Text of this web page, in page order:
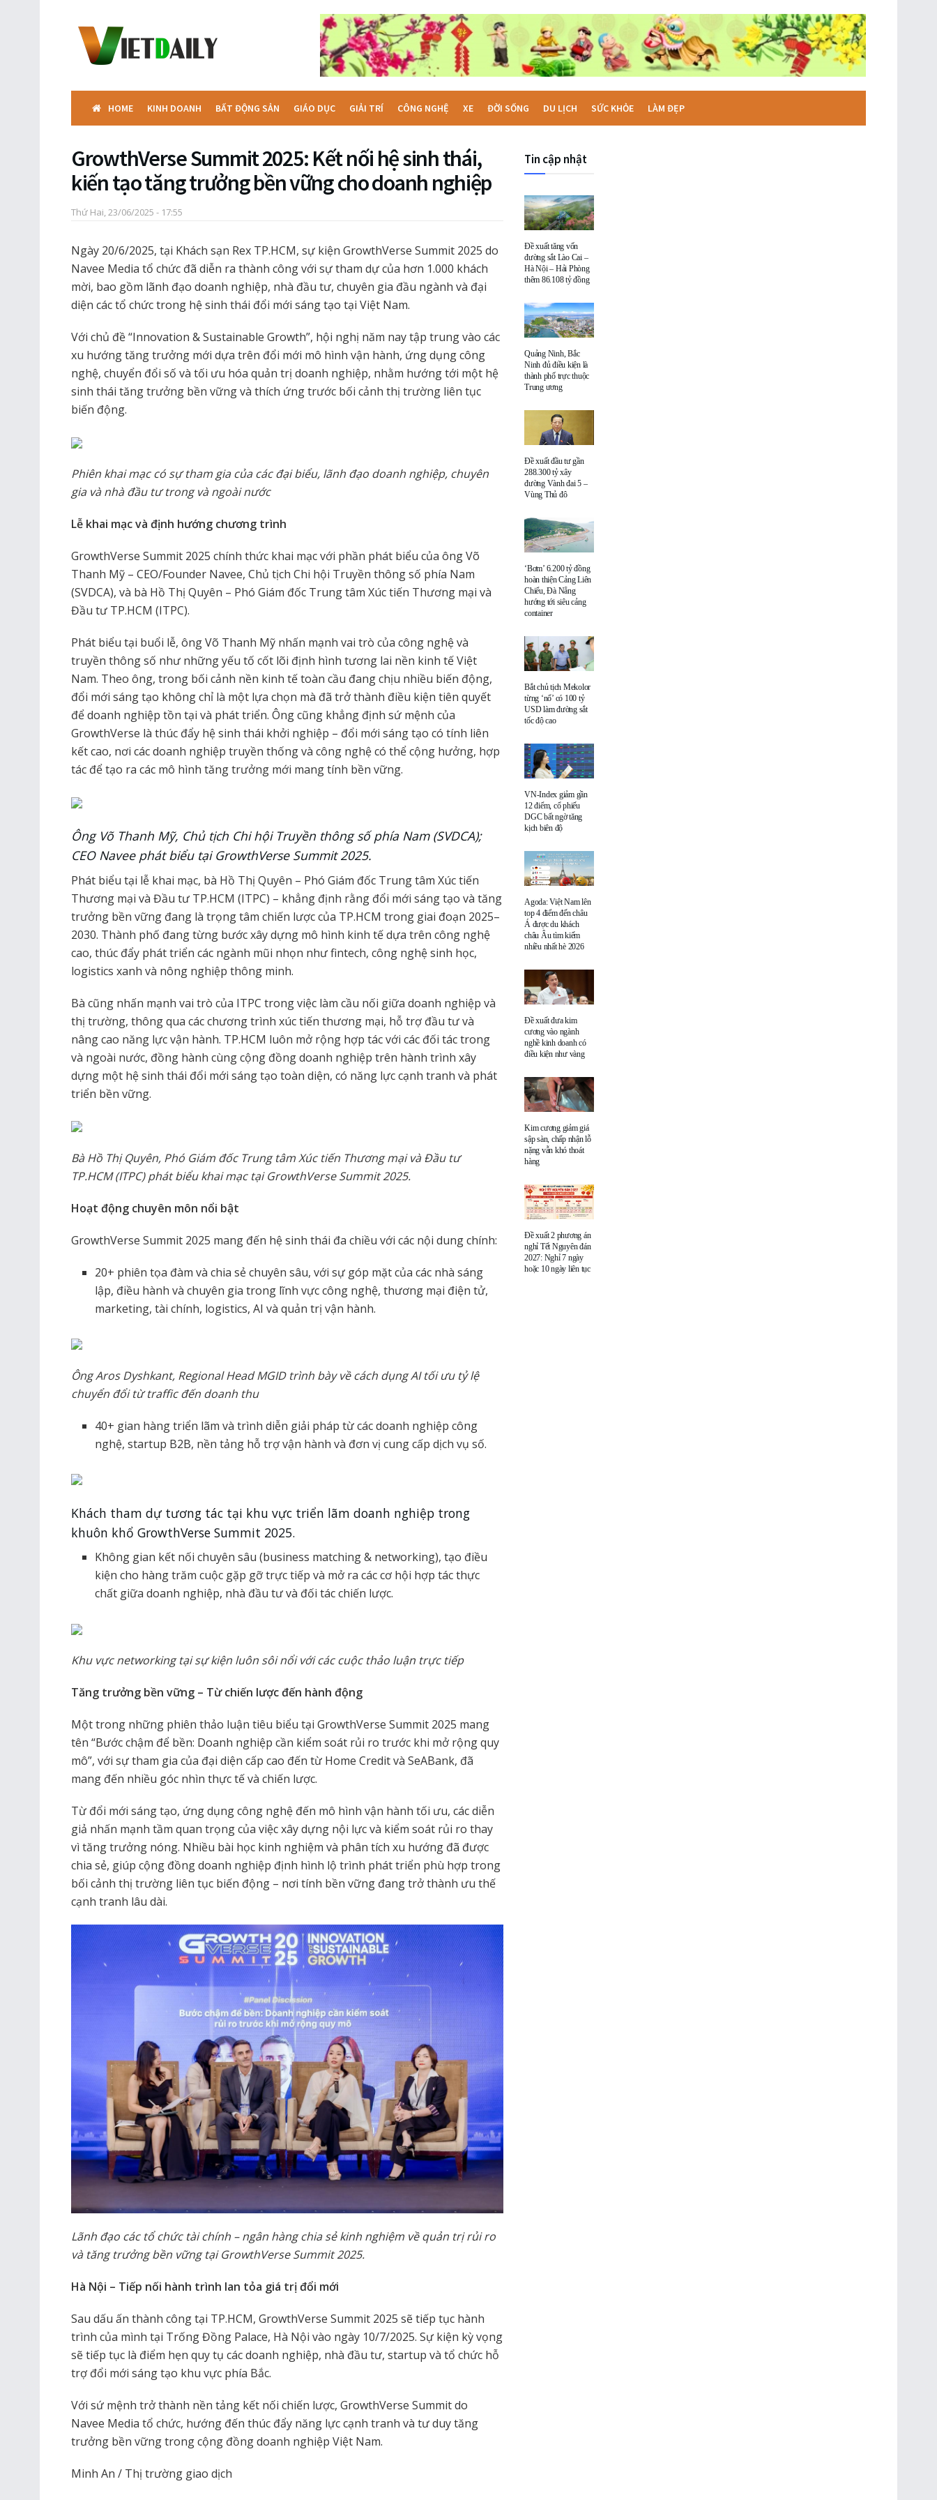
HOME KINH DOANH BẤT ĐỘNG SẢN GIÁO DỤC GIẢI TRÍ CÔNG NGHỆ XE ĐỜI SỐNG DU LỊCH SỨC KHỎE LÀM ĐẸP
GrowthVerse Summit 2025: Kết nối hệ sinh thái,
kiến tạo tăng trưởng bền vững cho doanh nghiệp
Thứ Hai, 23/06/2025 - 17:55
Ngày 20/6/2025, tại Khách sạn Rex TP.HCM, sự kiện GrowthVerse Summit 2025 do
Navee Media tổ chức đã diễn ra thành công với sự tham dự của hơn 1.000 khách
mời, bao gồm lãnh đạo doanh nghiệp, nhà đầu tư, chuyên gia đầu ngành và đại
diện các tổ chức trong hệ sinh thái đổi mới sáng tạo tại Việt Nam.
Với chủ đề “Innovation & Sustainable Growth”, hội nghị năm nay tập trung vào các
xu hướng tăng trưởng mới dựa trên đổi mới mô hình vận hành, ứng dụng công
nghệ, chuyển đổi số và tối ưu hóa quản trị doanh nghiệp, nhằm hướng tới một hệ
sinh thái tăng trưởng bền vững và thích ứng trước bối cảnh thị trường liên tục
biến động.
Phiên khai mạc có sự tham gia của các đại biểu, lãnh đạo doanh nghiệp, chuyên
gia và nhà đầu tư trong và ngoài nước
Lễ khai mạc và định hướng chương trình
GrowthVerse Summit 2025 chính thức khai mạc với phần phát biểu của ông Võ
Thanh Mỹ – CEO/Founder Navee, Chủ tịch Chi hội Truyền thông số phía Nam
(SVDCA), và bà Hồ Thị Quyên – Phó Giám đốc Trung tâm Xúc tiến Thương mại và
Đầu tư TP.HCM (ITPC).
Phát biểu tại buổi lễ, ông Võ Thanh Mỹ nhấn mạnh vai trò của công nghệ và
truyền thông số như những yếu tố cốt lõi định hình tương lai nền kinh tế Việt
Nam. Theo ông, trong bối cảnh nền kinh tế toàn cầu đang chịu nhiều biến động,
đổi mới sáng tạo không chỉ là một lựa chọn mà đã trở thành điều kiện tiên quyết
để doanh nghiệp tồn tại và phát triển. Ông cũng khẳng định sứ mệnh của
GrowthVerse là thúc đẩy hệ sinh thái khởi nghiệp – đổi mới sáng tạo có tính liên
kết cao, nơi các doanh nghiệp truyền thống và công nghệ có thể cộng hưởng, hợp
tác để tạo ra các mô hình tăng trưởng mới mang tính bền vững.
Ông Võ Thanh Mỹ, Chủ tịch Chi hội Truyền thông số phía Nam (SVDCA);
CEO Navee phát biểu tại GrowthVerse Summit 2025.
Phát biểu tại lễ khai mạc, bà Hồ Thị Quyên – Phó Giám đốc Trung tâm Xúc tiến
Thương mại và Đầu tư TP.HCM (ITPC) – khẳng định rằng đổi mới sáng tạo và tăng
trưởng bền vững đang là trọng tâm chiến lược của TP.HCM trong giai đoạn 2025–
2030. Thành phố đang từng bước xây dựng mô hình kinh tế dựa trên công nghệ
cao, thúc đẩy phát triển các ngành mũi nhọn như fintech, công nghệ sinh học,
logistics xanh và nông nghiệp thông minh.
Bà cũng nhấn mạnh vai trò của ITPC trong việc làm cầu nối giữa doanh nghiệp và
thị trường, thông qua các chương trình xúc tiến thương mại, hỗ trợ đầu tư và
nâng cao năng lực vận hành. TP.HCM luôn mở rộng hợp tác với các đối tác trong
và ngoài nước, đồng hành cùng cộng đồng doanh nghiệp trên hành trình xây
dựng một hệ sinh thái đổi mới sáng tạo toàn diện, có năng lực cạnh tranh và phát
triển bền vững.
Bà Hồ Thị Quyên, Phó Giám đốc Trung tâm Xúc tiến Thương mại và Đầu tư
TP.HCM (ITPC) phát biểu khai mạc tại GrowthVerse Summit 2025.
Hoạt động chuyên môn nổi bật
GrowthVerse Summit 2025 mang đến hệ sinh thái đa chiều với các nội dung chính:
20+ phiên tọa đàm và chia sẻ chuyên sâu, với sự góp mặt của các nhà sáng
lập, điều hành và chuyên gia trong lĩnh vực công nghệ, thương mại điện tử,
marketing, tài chính, logistics, AI và quản trị vận hành.
Ông Aros Dyshkant, Regional Head MGID trình bày về cách dụng AI tối ưu tỷ lệ
chuyển đổi từ traffic đến doanh thu
40+ gian hàng triển lãm và trình diễn giải pháp từ các doanh nghiệp công
nghệ, startup B2B, nền tảng hỗ trợ vận hành và đơn vị cung cấp dịch vụ số.
Khách tham dự tương tác tại khu vực triển lãm doanh nghiệp trong
khuôn khổ GrowthVerse Summit 2025.
Không gian kết nối chuyên sâu (business matching & networking), tạo điều
kiện cho hàng trăm cuộc gặp gỡ trực tiếp và mở ra các cơ hội hợp tác thực
chất giữa doanh nghiệp, nhà đầu tư và đối tác chiến lược.
Khu vực networking tại sự kiện luôn sôi nổi với các cuộc thảo luận trực tiếp
Tăng trưởng bền vững – Từ chiến lược đến hành động
Một trong những phiên thảo luận tiêu biểu tại GrowthVerse Summit 2025 mang
tên “Bước chậm để bền: Doanh nghiệp cần kiểm soát rủi ro trước khi mở rộng quy
mô”, với sự tham gia của đại diện cấp cao đến từ Home Credit và SeABank, đã
mang đến nhiều góc nhìn thực tế và chiến lược.
Từ đổi mới sáng tạo, ứng dụng công nghệ đến mô hình vận hành tối ưu, các diễn
giả nhấn mạnh tầm quan trọng của việc xây dựng nội lực và kiểm soát rủi ro thay
vì tăng trưởng nóng. Nhiều bài học kinh nghiệm và phân tích xu hướng đã được
chia sẻ, giúp cộng đồng doanh nghiệp định hình lộ trình phát triển phù hợp trong
bối cảnh thị trường liên tục biến động – nơi tính bền vững đang trở thành ưu thế
cạnh tranh lâu dài.
Lãnh đạo các tổ chức tài chính – ngân hàng chia sẻ kinh nghiệm về quản trị rủi ro
và tăng trưởng bền vững tại GrowthVerse Summit 2025.
Hà Nội – Tiếp nối hành trình lan tỏa giá trị đổi mới
Sau dấu ấn thành công tại TP.HCM, GrowthVerse Summit 2025 sẽ tiếp tục hành
trình của mình tại Trống Đồng Palace, Hà Nội vào ngày 10/7/2025. Sự kiện kỳ vọng
sẽ tiếp tục là điểm hẹn quy tụ các doanh nghiệp, nhà đầu tư, startup và tổ chức hỗ
trợ đổi mới sáng tạo khu vực phía Bắc.
Với sứ mệnh trở thành nền tảng kết nối chiến lược, GrowthVerse Summit do
Navee Media tổ chức, hướng đến thúc đẩy năng lực cạnh tranh và tư duy tăng
trưởng bền vững trong cộng đồng doanh nghiệp Việt Nam.
Minh An / Thị trường giao dịch
Tin cập nhật
Đề xuất tăng vốn
đường sắt Lào Cai –
Hà Nội – Hải Phòng
thêm 86.108 tỷ đồng
Quảng Ninh, Bắc
Ninh đủ điều kiện là
thành phố trực thuộc
Trung ương
Đề xuất đầu tư gần
288.300 tỷ xây
đường Vành đai 5 –
Vùng Thủ đô
‘Bơm’ 6.200 tỷ đồng
hoàn thiện Cảng Liên
Chiểu, Đà Nẵng
hướng tới siêu cảng
container
Bắt chủ tịch Mekolor
từng ‘nổ’ có 100 tỷ
USD làm đường sắt
tốc độ cao
VN-Index giảm gần
12 điểm, cổ phiếu
DGC bất ngờ tăng
kịch biên độ
Agoda: Việt Nam lên
top 4 điểm đến châu
Á được du khách
châu Âu tìm kiếm
nhiều nhất hè 2026
Đề xuất đưa kim
cương vào ngành
nghề kinh doanh có
điều kiện như vàng
Kim cương giảm giá
sập sàn, chấp nhận lỗ
nặng vẫn khó thoát
hàng
Đề xuất 2 phương án
nghỉ Tết Nguyên đán
2027: Nghỉ 7 ngày
hoặc 10 ngày liên tục